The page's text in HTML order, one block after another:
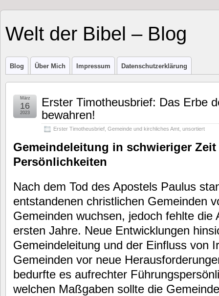
Welt der Bibel – Blog
Blog Über Mich Impressum Datenschutzerklärung
Erster Timotheusbrief: Das Erbe
bewahren!
Erster Timotheusbrief Gemeinde und kirchliches Amt unsortiert
März
16
2023
Gemeindeleitung in schwieriger
Persönlichkeiten
Nach dem Tod des Apostels Paulus
entstandenen christlichen Gemeinden
Gemeinden wuchsen, jedoch fehlte die
ersten Jahre. Neue Entwicklungen
Gemeindeleitung und der Einfluss von
Gemeinden vor neue
bedurfte es aufrechter
welchen Maßgaben sollte die